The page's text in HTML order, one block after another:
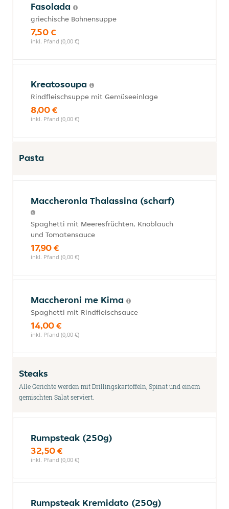
Fasolada
griechische Bohnensuppe
7,50 €
inkl. Pfand (0,00 €)
Kreatosoupa
Rindfleischsuppe mit Gemüseeinlage
8,00 €
inkl. Pfand (0,00 €)
Pasta
Maccheronia Thalassina (scharf)
Spaghetti mit Meeresfrüchten, Knoblauch
und Tomatensauce
17,90 €
inkl. Pfand (0,00 €)
Maccheroni me Kima
Spaghetti mit Rindfleischsauce
14,00 €
inkl. Pfand (0,00 €)
Steaks
Alle Gerichte werden mit Drillingskartoffeln, Spinat und einem
gemischten Salat serviert.
Rumpsteak (250g)
32,50 €
inkl. Pfand (0,00 €)
Rumpsteak Kremidato (250g)